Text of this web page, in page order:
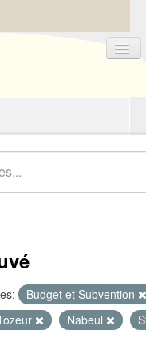
Budget et Subvention
Nabeul